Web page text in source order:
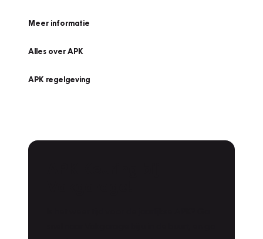
Meer informatie
Alles over APK
APK regelgeving